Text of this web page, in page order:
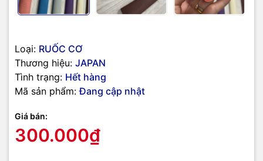
Loại: RUỐC CƠ
Thương hiệu: JAPAN
Tình trạng: Hết hàng
Mã sản phẩm: Đang cập nhật
Giá bán:
300.000₫